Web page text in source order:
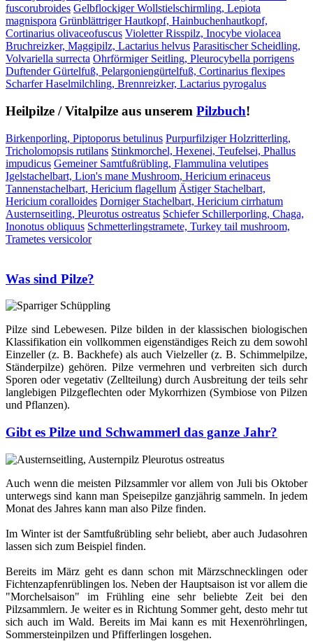
fuscorubroides Gelbflockiger Wollstielschirmling, Lepiota
magnispora Grünblättriger Hautkopf, Hainbuchenhautkopf,
Cortinarius olivaceofuscus Violetter Risspilz, Inocybe violacea
Bruchreizker, Maggipilz, Lactarius helvus Parasitischer Scheidling,
Volvariella surrecta Ohrförmiger Seitling, Pleurocybella porrigens
Duftender Gürtelfuß, Pelargoniengürtelfuß, Cortinarius flexipes
Scharfer Haselmilchling, Brennreizker, Lactarius pyrogalus
Heilpilze / Vitalpilze aus unserem Pilzbuch!
Birkenporling, Piptoporus betulinus Purpurfilziger Holzritterling,
Tricholomopsis rutilans Stinkmorchel, Hexenei, Teufelsei, Phallus
impudicus Gemeiner Samtfußrübling, Flammulina velutipes
Igelstachelbart, Lion's mane Mushroom, Hericium erinaceus
Tannenstachelbart, Hericium flagellum Ästiger Stachelbart,
Hericium coralloides Dorniger Stachelbart, Hericium cirrhatum
Austernseitling, Pleurotus ostreatus Schiefer Schillerporling, Chaga,
Inonotus obliquus Schmetterlingstramete, Turkey tail mushroom,
Trametes versicolor
Was sind Pilze?
Pilze sind Lebewesen. Pilze bilden in der klassischen biologischen
Klassifikation ein vollkommen eigenständiges Reich zu dem sowohl
Einzeller (z. B. Backhefe) als auch Vielzeller (z. B. Schimmelpilze,
Ständerpilze) gehören. Pilze vermehren und verbreiten sich durch
Sporen oder vegetativ (Zellteilung) durch Ausbreitung der teils sehr
langlebigen Pilzgeflechten oder Mykorrhizen (Symbiose von Pilzen
und Pflanzen).
Gibt es Pilze und Schwammerl das ganze Jahr?
Auch wenn die meisten Pilzsammler vor allem von Juli bis Oktober
unterwegs sind kann man Speisepilze ganzjährig sammeln. In jedem
Monat des Jahres kann man also Pilze finden.
Im Winter ist der Samtfußrübling sehr beliebt, aber auch Judasohren
lassen sich zum Beispiel finden.
Bereits im März geht es dann schon mit Märzschnecklingen oder
Fichtenzapfenrüblingen los. Neben der Hauptsaison ist vor allem die
"Morchelsaison" im Frühling eine sehr beliebte Zeit bei den
Pilzsammlern. Je weiter es in Richtung Sommer geht, desto mehr tut
sich auch im Wald. Bereits im Mai kann es mit Hexenröhrlingen,
Sommersteinpilzen und Pfifferlingen losgehen.